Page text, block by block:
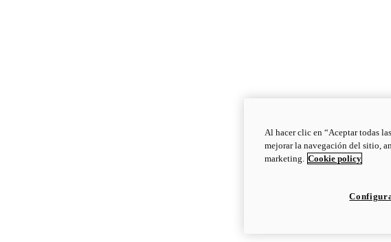
Al hacer clic en “Aceptar todas
mejorar la navegación del sitio,
marketing. Cookie policy